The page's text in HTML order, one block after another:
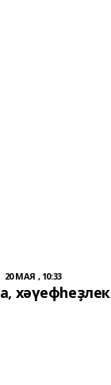
20 МАЯ , 10:33
хәүефһеҙлек